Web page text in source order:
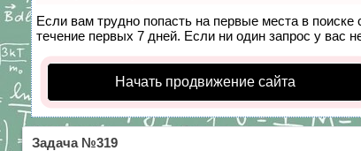
Если вам трудно попасть на первые места в поиске
течение первых 7 дней. Если ни один запрос у вас
Начать продвижение сайта
Задача №319